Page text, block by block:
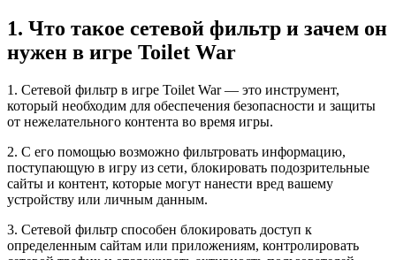
1. Что такое сетевой фильтр и зачем он
нужен в игре Toilet War
1. Сетевой фильтр в игре Toilet War — это инструмент,
который необходим для обеспечения безопасности и защиты
от нежелательного контента во время игры.
2. С его помощью возможно фильтровать информацию,
поступающую в игру из сети, блокировать подозрительные
сайты и контент, которые могут нанести вред вашему
устройству или личным данным.
3. Сетевой фильтр способен блокировать доступ к
определенным сайтам или приложениям, контролировать